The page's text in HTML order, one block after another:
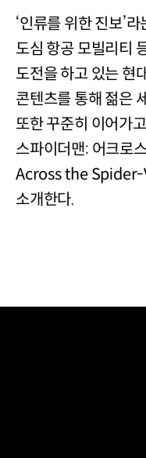
‘인류를 위한 진보’
도심 항공 모빌리티
도전을 하고 있는 현
콘텐츠를 통해 젊은
또한 꾸준히 이어가
스파이더맨: 어크로
Across the Spider-
소개한다.